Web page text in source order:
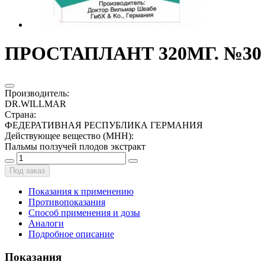
ПРОСТАПЛАНТ 320МГ.
Производитель:
DR.WILLMAR
Страна:
ФЕДЕРАТИВНАЯ РЕСПУБЛИКА ГЕРМАНИЯ
Действующее вещество (МНН):
Пальмы ползучей плодов экстракт
Под заказ
Показания к применению
Противопоказания
Способ применения и дозы
Аналоги
Подробное описание
Показания